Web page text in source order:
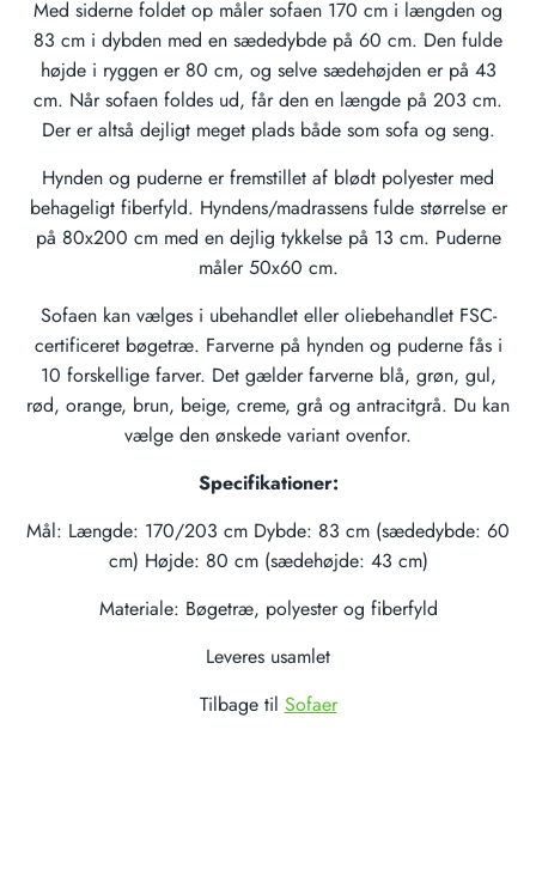
Med siderne foldet op måler sofaen 170 cm i længden og
83 cm i dybden med en sædedybde på 60 cm. Den fulde
højde i ryggen er 80 cm, og selve sædehøjden er på 43
cm. Når sofaen foldes ud, får den en længde på 203 cm.
Der er altså dejligt meget plads både som sofa og seng.
Hynden og puderne er fremstillet af blødt polyester med
behageligt fiberfyld. Hyndens/madrassens fulde størrelse er
på 80x200 cm med en dejlig tykkelse på 13 cm. Puderne
måler 50x60 cm.
Sofaen kan vælges i ubehandlet eller oliebehandlet FSC-
certificeret bøgetræ. Farverne på hynden og puderne fås i
10 forskellige farver. Det gælder farverne blå, grøn, gul,
rød, orange, brun, beige, creme, grå og antracitgrå. Du kan
vælge den ønskede variant ovenfor.
Specifikationer:
Mål: Længde: 170/203 cm Dybde: 83 cm (sædedybde: 60
cm) Højde: 80 cm (sædehøjde: 43 cm)
Materiale: Bøgetræ, polyester og fiberfyld
Leveres usamlet
Tilbage til Sofaer